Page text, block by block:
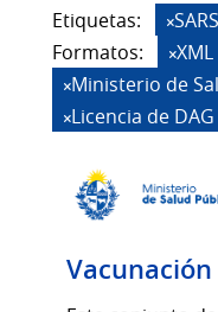
Etiquetas:
Formatos:
XML
Ministerio de
Licencia de